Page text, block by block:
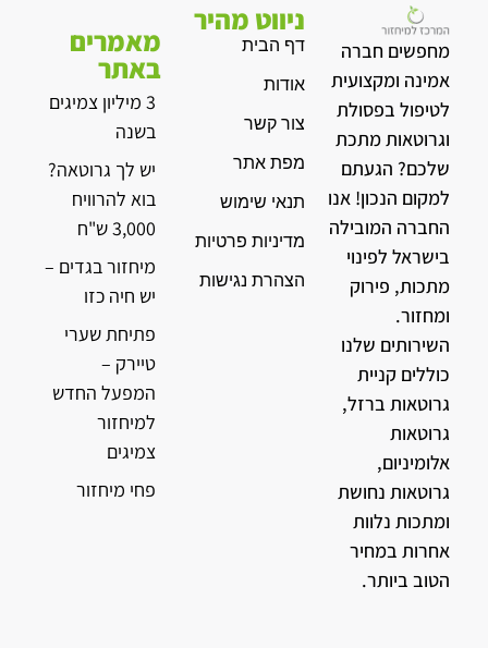
מחפשים חברה
אמינה ומקצועית
לטיפול בפסולת
וגרוטאות מתכת
שלכם? הגעתם
למקום הנכון! אנו
החברה המובילה
בישראל לפינוי
מתכות, פירוק
ומחזור.
השירותים שלנו
כוללים קניית
גרוטאות ברזל,
גרוטאות
אלומיניום,
גרוטאות נחושת
ומתכות נלוות
אחרות במחיר
הטוב ביותר.
ניווט מהיר
דף הבית
אודות
צור קשר
מפת אתר
תנאי שימוש
מדיניות פרטיות
הצהרת נגישות
מאמרים
באתר
3 מיליון צמיגים
בשנה
יש לך גרוטאה?
בוא להרוויח
3,000 ש"ח
מיחזור בגדים –
יש חיה כזו
פתיחת שערי
טיירק –
המפעל החדש
למיחזור
צמיגים
פחי מיחזור